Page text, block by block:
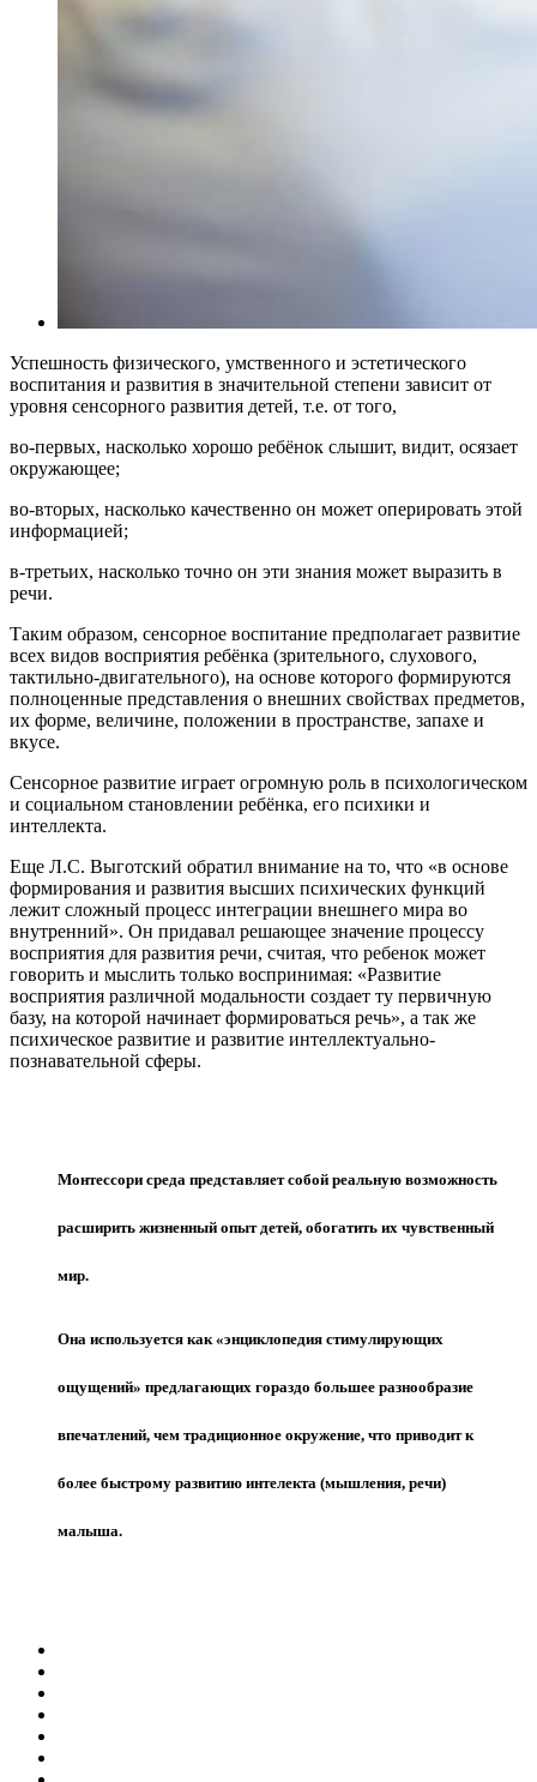
Успешность физического, умственного и эстетического
воспитания и развития в значительной степени зависит от
уровня сенсорного развития детей, т.е. от того,
во-первых, насколько хорошо ребёнок слышит, видит, осязает
окружающее;
во-вторых, насколько качественно он может оперировать этой
информацией;
в-третьих, насколько точно он эти знания может выразить в
речи.
Таким образом, сенсорное воспитание предполагает развитие
всех видов восприятия ребёнка (зрительного, слухового,
тактильно-двигательного), на основе которого формируются
полноценные представления о внешних свойствах предметов,
их форме, величине, положении в пространстве, запахе и
вкусе.
Сенсорное развитие играет огромную роль в психологическом
и социальном становлении ребёнка, его психики и
интеллекта.
Еще Л.С. Выготский обратил внимание на то, что «в основе
формирования и развития высших психических функций
лежит сложный процесс интеграции внешнего мира во
внутренний». Он придавал решающее значение процессу
восприятия для развития речи, считая, что ребенок может
говорить и мыслить только воспринимая: «Развитие
восприятия различной модальности создает ту первичную
базу, на которой начинает формироваться речь», а так же
психическое развитие и развитие интеллектуально-
познавательной сферы.
Монтессори среда представляет собой реальную возможность
расширить жизненный опыт детей, обогатить их чувственный
мир.
Она используется как «энциклопедия стимулирующих
ощущений» предлагающих гораздо большее разнообразие
впечатлений, чем традиционное окружение, что приводит к
более быстрому развитию интелекта (мышления, речи)
малыша.